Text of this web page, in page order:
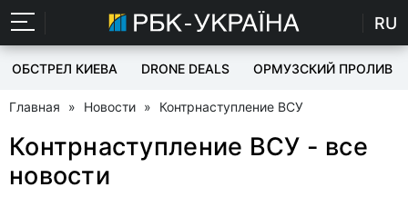
RU
ОБСТРЕЛ КИЕВА DRONE DEALS ОРМУЗСКИЙ ПРОЛИВ
Главная » Новости » Контрнаступление ВСУ
Контрнаступление ВСУ - все
новости